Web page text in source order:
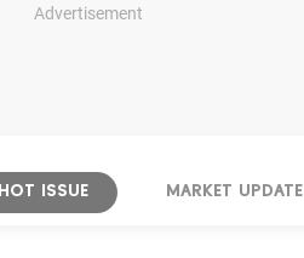
Advertisement
HOT ISSUE MARKET UPDATE